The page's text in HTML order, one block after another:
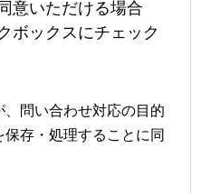
意いただける場合
ボックスにチェック
問い合わせ対応の目的
存・処理することに同